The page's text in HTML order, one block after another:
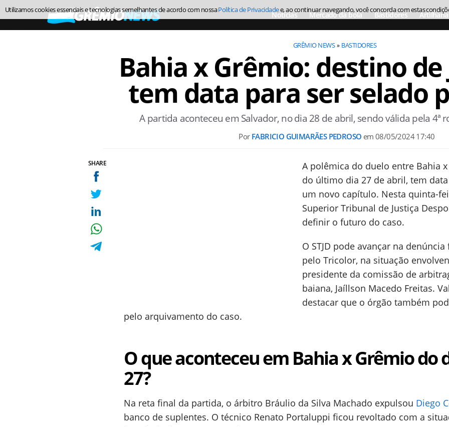
Notícias Mercado da bola Bastidores Artilharia
GRÊMIO NEWS BASTIDORES
Bahia x Grêmio: destino de
tem data para ser selado
A partida aconteceu em Salvador, no dia 28 de abril, sendo válida pela 4ª
Por FABRICIO GUIMARÃES PEDROSO em08/05/2024 17:40
SHARE A polêmica do duelo entre Bahia x
do último dia 27 de abril, tem
um novo capítulo. Nesta quinta-
Superior Tribunal de Justiça
definir o futuro do caso.
O STJD pode avançar na denúncia
pelo Tricolor, na situação
presidente da comissão de
baiana, Jaíllson Macedo Freitas.
destacar que o órgão também
pelo arquivamento do caso.
O que aconteceu em Bahia x Grêmio do
27?
Na reta final da partida, o árbitro Bráulio da Silva Machado expulsou Diego
banco de suplentes. O técnico Renato Portaluppi ficou revoltado com a
Utilizamos cookies essenciais e tecnologias semelhantes de acordo com nossaPolítica de Privacidadee, ao continuar navegando, você concorda com estas